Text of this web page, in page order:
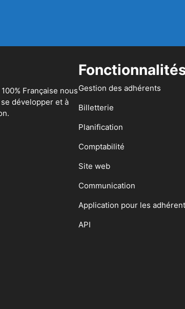
Française nous
développer et à
Gestion des adhérents
Billetterie
Planification
Comptabilité
Site web
Communication
Application pour les
API